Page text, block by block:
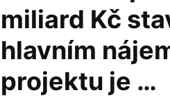
miliard Kč
hlavním
projektu je …